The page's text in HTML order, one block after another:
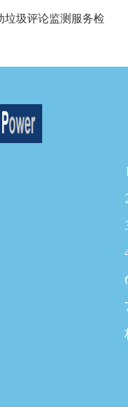
圾评论监测服务检